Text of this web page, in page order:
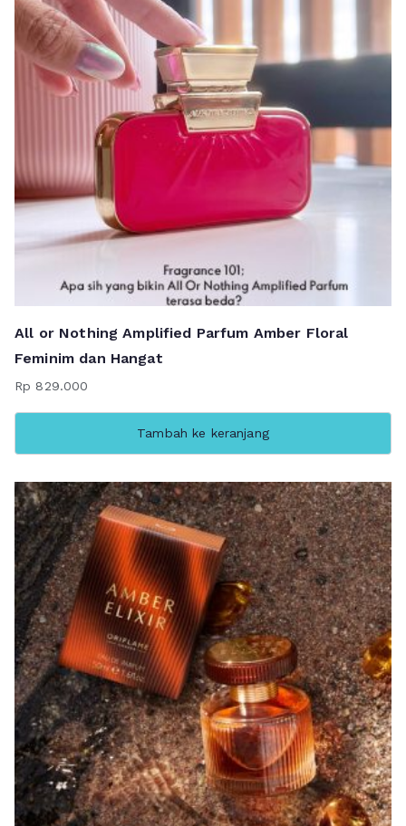
All or Nothing Amplified Parfum Amber Floral
Feminim dan Hangat
Rp 829.000
Tambah ke keranjang